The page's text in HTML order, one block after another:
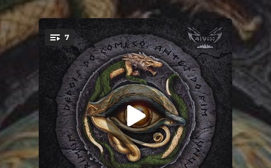
You're all set!
7